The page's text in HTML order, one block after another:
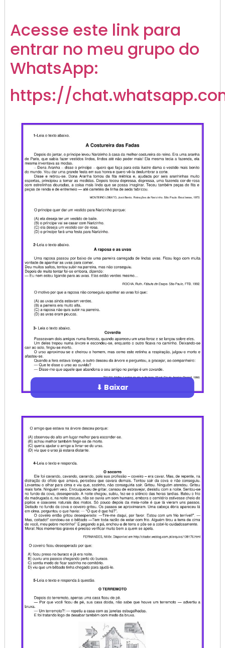
Acesse este link para
entrar no meu grupo do
WhatsApp:
https://
⬇ Baixar